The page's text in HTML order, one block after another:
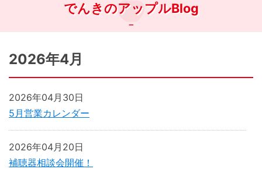
でんきのアップルBlog
2026年4月
5月営業カレンダー
2026年04月30日
補聴器相談会開催！
2026年04月20日